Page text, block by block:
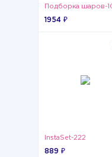
Подборка шаров-
1954 ₽
InstaSet-222
889 ₽